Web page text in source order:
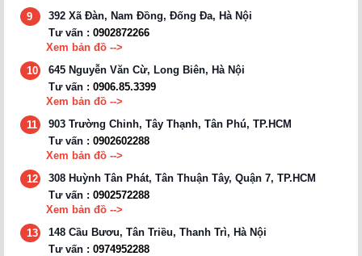
9
392 Xã Đàn, Nam Đồng, Đống Đa, Hà Nội
Tư vấn : 0902872266
Xem bản đồ -->
10
645 Nguyễn Văn Cừ, Long Biên, Hà Nội
Tư vấn : 0906.85.3399
Xem bản đồ -->
11
903 Trường Chinh, Tây Thạnh, Tân Phú, TP.HCM
Tư vấn : 0902602288
Xem bản đồ -->
12
308 Huỳnh Tân Phát, Tân Thuận Tây, Quận 7, TP.HCM
Tư vấn : 0902572288
Xem bản đồ -->
13
148 Cầu Bươu, Tân Triều, Thanh Trì, Hà Nội
Tư vấn : 0974952288